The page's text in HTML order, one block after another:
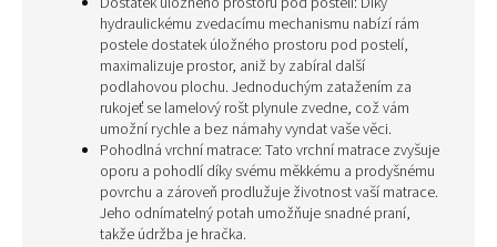
hydraulickému zvedacímu mechanismu nabízí rám
postele dostatek úložného prostoru pod postelí,
maximalizuje prostor, aniž by zabíral další
podlahovou plochu. Jednoduchým zatažením za
rukojeť se lamelový rošt plynule zvedne, což vám
umožní rychle a bez námahy vyndat vaše věci.
Pohodlná vrchní matrace: Tato vrchní matrace zvyšuje
oporu a pohodlí díky svému měkkému a prodyšnému
povrchu a zároveň prodlužuje životnost vaší matrace.
Jeho odnímatelný potah umožňuje snadné praní,
takže údržba je hračka.